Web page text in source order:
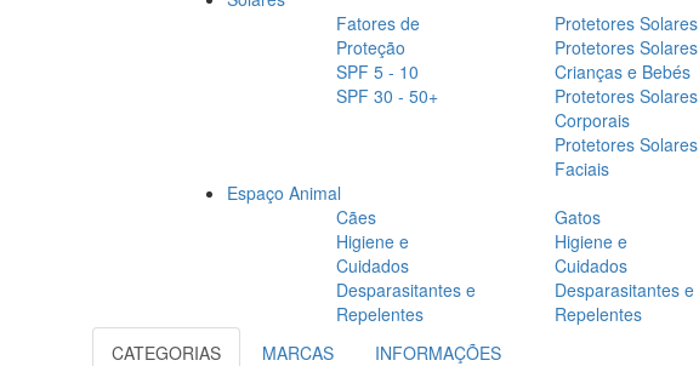
Fatores de
Proteção
SPF 5 - 10
SPF 30 - 50+
Protetores Solares
Protetores Solares
Crianças e Bebés
Protetores Solares
Corporais
Protetores Solares
Faciais
Espaço Animal
Cães
Higiene e
Cuidados
Desparasitantes e
Repelentes
Gatos
Higiene e
Cuidados
Desparasitantes e
Repelentes
CATEGORIAS
MARCAS
INFORMAÇÕES